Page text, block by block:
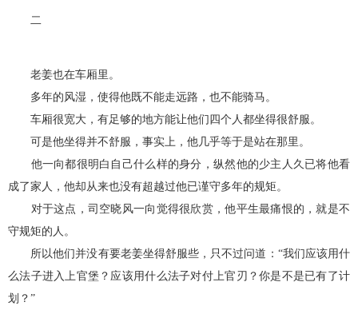
二
老姜也在车厢里。
多年的风湿，使得他既不能走远路，也不能骑马。
车厢很宽大，有足够的地方能让他们四个人都坐得很舒服。
可是他坐得并不舒服，事实上，他几乎等于是站在那里。
他一向都很明白自己什么样的身分，纵然他的少主人久已将他看
成了家人，他却从来也没有超越过他已谨守多年的规矩。
对于这点，司空晓风一向觉得很欣赏，他平生最痛恨的，就是不
守规矩的人。
所以他们并没有要老姜坐得舒服些，只不过问道：“我们应该用什
么法子进入上官堡？应该用什么法子对付上官刃？你是不是已有了计
划？”